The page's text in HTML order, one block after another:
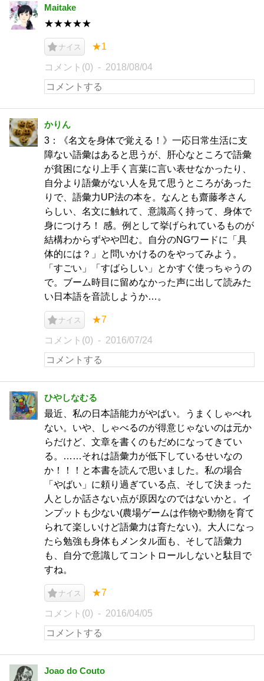
Maitake
★★★★★
ナイス ★1
コメント(0) 2018/08/04
かりん
3：《名文を身体で覚える！》一応日常生活に支
障ない語彙はあると思うが、肝心なところで語彙
が貧困になり上手く言葉に言い表せなかったり、
自分より語彙がない人を見て思うところがあった
りで、語彙力UP法の本を。なんとも齋藤孝さん
らしい、名文に触れて、意識高く持って、身体で
身につけろ！ 感。例として挙げられているものが
結構わからずやや凹む。自分のNGワードに「具
体的には？」と問いかけるのをやってみよう。
「すごい」「すばらしい」とかすぐ使っちゃうの
で。ブーム時目に留めなかった声に出して読みた
い日本語を音読しようか…。
ナイス ★7
コメント(0) 2016/07/24
ひやしなむる
最近、私の日本語能力がやばい。うまくしゃべれ
ない。いや、しゃべるのが得意じゃないのは元か
らだけど、文章を書くのもだめになってきてい
る。……それは語彙力が低下しているせいなの
か！！！と本書を読んで思いました。私の場合
「やばい」に頼り過ぎている点、そして決まった
人としか話さない点が原因なのではないかと。イ
ンプットも少ない(農場ゲームは作物や動物を育て
られて楽しいけど語彙力は育たない)。大人になっ
たら勉強も身体もメンタル面も、そして語彙力
も、自分で意識してコントロールしないと駄目で
すね。
ナイス ★7
コメント(0) 2016/04/05
Joao do Couto